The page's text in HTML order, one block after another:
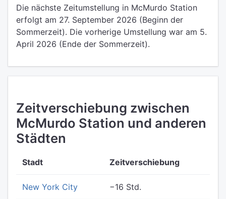
Die nächste Zeitumstellung in McMurdo Station
erfolgt am 27. September 2026 (Beginn der
Sommerzeit). Die vorherige Umstellung war am 5.
April 2026 (Ende der Sommerzeit).
Zeitverschiebung zwischen
McMurdo Station und anderen
Städten
Stadt Zeitverschiebung
New York City −16 Std.